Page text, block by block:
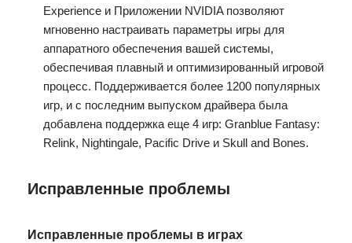
Experience и Приложении NVIDIA позволяют
мгновенно настраивать параметры игры для
аппаратного обеспечения вашей системы,
обеспечивая плавный и оптимизированный игровой
процесс. Поддерживается более 1200 популярных
игр, и с последним выпуском драйвера была
добавлена поддержка еще 4 игр: Granblue Fantasy:
Relink, Nightingale, Pacific Drive и Skull and Bones.
Исправленные проблемы
Исправленные проблемы в играх